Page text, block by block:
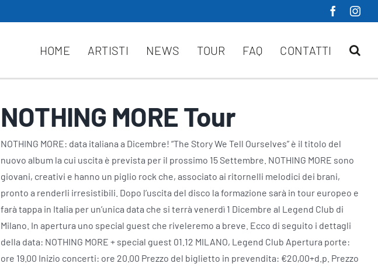
HOME ARTISTI NEWS TOUR FAQ CONTATTI
NOTHING MORE Tour
NOTHING MORE: data italiana a Dicembre! “The Story We Tell Ourselves” è il titolo del
nuovo album la cui uscita è prevista per il prossimo 15 Settembre. NOTHING MORE sono
giovani, creativi e hanno un piglio rock che, associato ai ritornelli melodici dei brani,
pronto a renderli irresistibili. Dopo l’uscita del disco la formazione sarà in tour europeo e
farà tappa in Italia per un’unica data che si terrà venerdì 1 Dicembre al Legend Club di
Milano. In apertura uno special guest che riveleremo a breve. Ecco di seguito i dettagli
della data: NOTHING MORE + special guest 01.12 MILANO, Legend Club Apertura porte:
ore 19.00 Inizio concerti: ore 20.00 Prezzo del biglietto in prevendita: €20,00+d.p. Prezzo